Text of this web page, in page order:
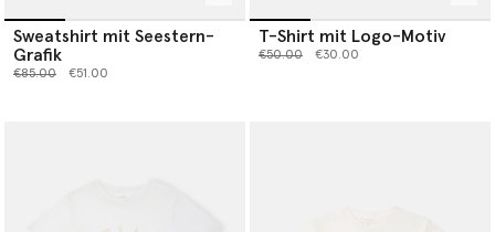
Sweatshirt mit Seestern-
Grafik
Preis reduziert von
€85.00bis€51.00
T-Shirt mit Logo-Motiv
Preis reduziert von
€50.00bis€30.00